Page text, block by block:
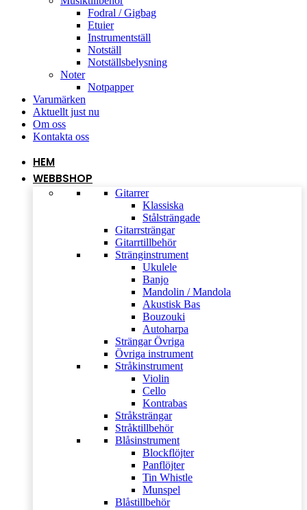
Fodral / Gigbag
Etuier
Instrumentställ
Notställ
Notställsbelysning
Noter
Notpapper
Varumärken
Aktuellt just nu
Om oss
Kontakta oss
HEM
WEBBSHOP
Gitarrer
Klassiska
Stålsträngade
Gitarrsträngar
Gitarrtillbehör
Stränginstrument
Ukulele
Banjo
Mandolin / Mandola
Akustisk Bas
Bouzouki
Autoharpa
Strängar Övriga
Övriga instrument
Stråkinstrument
Violin
Cello
Kontrabas
Stråksträngar
Stråktillbehör
Blåsinstrument
Blockflöjter
Panflöjter
Tin Whistle
Munspel
Blåstillbehör